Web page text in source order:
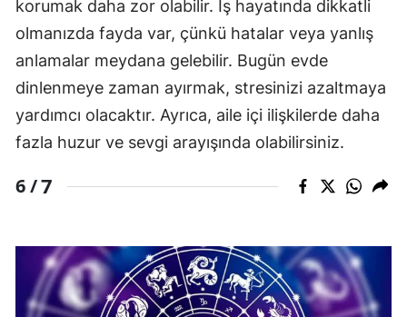
korumak daha zor olabilir. İş hayatında dikkatli
olmanızda fayda var, çünkü hatalar veya yanlış
anlamalar meydana gelebilir. Bugün evde
dinlenmeye zaman ayırmak, stresinizi azaltmaya
yardımcı olacaktır. Ayrıca, aile içi ilişkilerde daha
fazla huzur ve sevgi arayışında olabilirsiniz.
6 /7